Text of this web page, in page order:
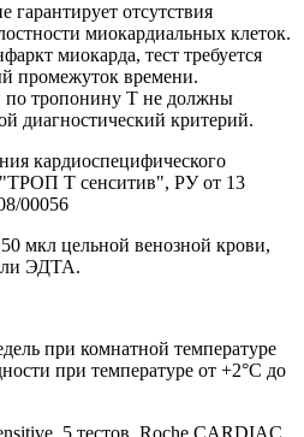
гарантирует отсутствия
миокардиальных клеток.
миокарда, тест требуется
промежуток времени.
по тропонину Т не должны
диагностический критерий.
кардиоспецифического
Т сенситив", РУ от 13
00056
мкл цельной венозной крови,
ЭДТА.
при комнатной температуре
при температуре от +2°C до
5 тестов, Roche CARDIAC